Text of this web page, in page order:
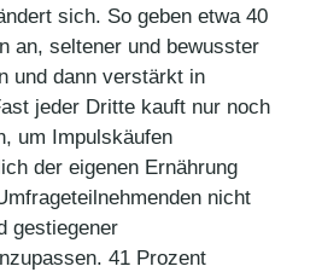
sich. So geben etwa 40
an, seltener und bewusster
und dann verstärkt in
jeder Dritte kauft nur noch
um Impulskäufen
der eigenen Ernährung
nicht
gestiegener
41 Prozent